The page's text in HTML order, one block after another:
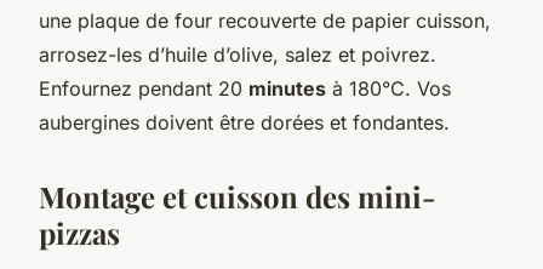
une plaque de four recouverte de papier cuisson,
arrosez-les d’huile d’olive, salez et poivrez.
Enfournez pendant 20 minutes à 180°C. Vos
aubergines doivent être dorées et fondantes.
Montage et cuisson des mini-
pizzas